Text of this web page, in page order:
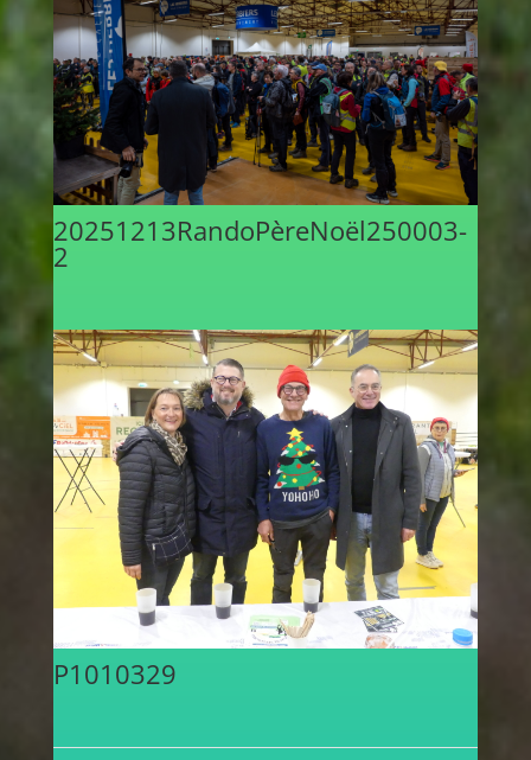
20251213RandoPèreNoël250003-
2
P1010329